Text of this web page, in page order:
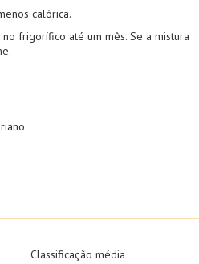
calórica.
frigorífico até um mês. Se a mistura
Classificação média